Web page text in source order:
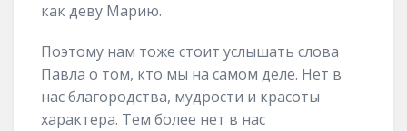
как деву Марию.
Поэтому нам тоже стоит услышать слова
Павла о том, кто мы на самом деле. Нет в
нас благородства, мудрости и красоты
характера. Тем более нет в нас